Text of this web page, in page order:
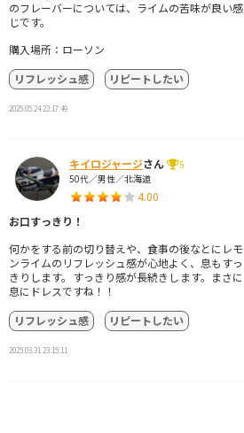
のフレーバーについては、ライムの苦味が良い感
じです。
購入場所：ローソン
リフレッシュ感
リピートしたい
2025.05.24 22:17:49
キイロジャージさん
5
50代／男性／北海道
4.00
お口すっきり！
何かをする前の切り替えや、食事の後なとにレモ
ンライムのリフレッシュ感が心地よく、息もすっ
きりします。すっきり感が長続きします。まさに
息にドレスですね！！
リフレッシュ感
リピートしたい
2025.03.31 23:15:11